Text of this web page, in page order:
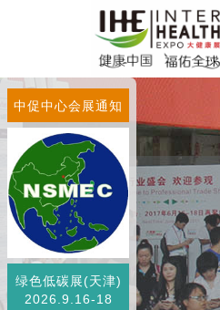
中促中心会展通知
绿色低碳展(天津)
2026.9.16-18